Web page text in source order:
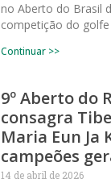
no Aberto do Brasil
competição do golfe
Continuar >>
9º Aberto do
consagra
Maria Eun Ja
campeões
14 de abril de 2026